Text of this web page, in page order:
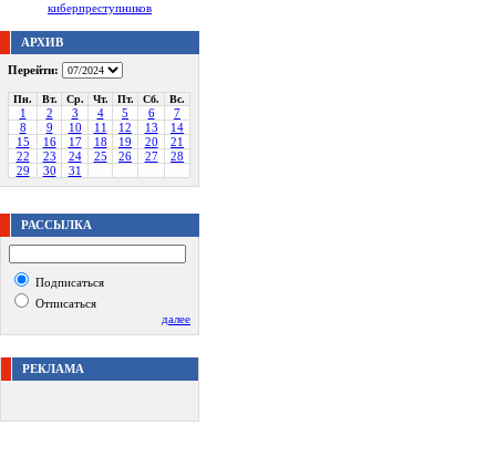
киберпреступников
АРХИВ
Перейти:
Пн. Вт. Ср. Чт. Пт. Сб. Вс.
1 2 3 4 5 6
7
8
9 10 11 12 13
14
15
16 17 18 19 20
21
22
23 24 25 26 27
28
29
30 31
РАССЫЛКА
Подписаться
Отписаться
далее
РЕКЛАМА